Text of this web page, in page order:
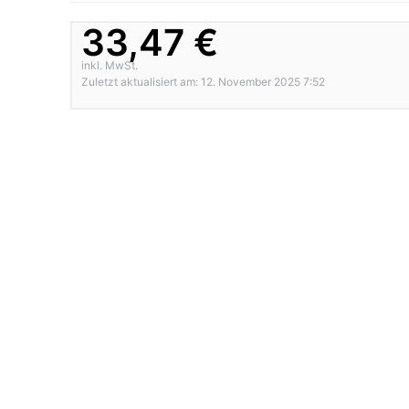
33,47 €
inkl. MwSt.
Zuletzt aktualisiert am: 12. November 2025 7:52